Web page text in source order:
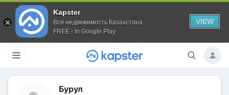
Kapster
Вся недвижимость Казахстана
FREE - In Google Play
VIEW
Бурул